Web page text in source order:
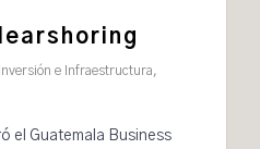
Inversión e Infraestructura,
el Guatemala Business